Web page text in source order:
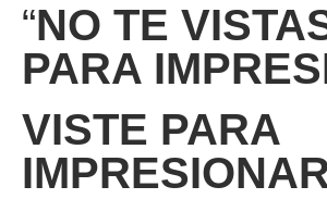
“NO TE
PARA
VISTE PARA